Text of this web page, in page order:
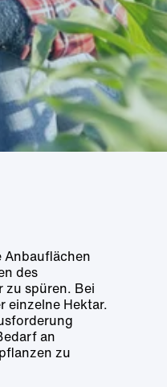
Anbauflächen
des
zu spüren. Bei
einzelne Hektar.
an
zu